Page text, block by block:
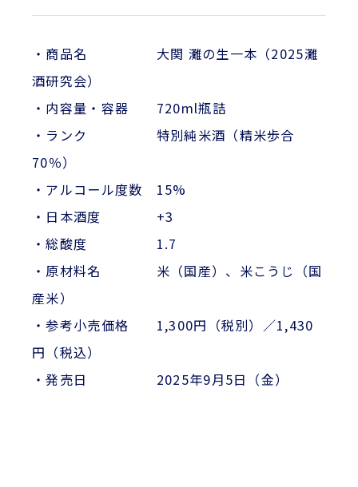
・商品名 大関 灘の生一本（2025灘
酒研究会）
・内容量・容器 720ml瓶詰
・ランク 特別純米酒（精米歩合
70％）
・アルコール度数 15%
・日本酒度 +3
・総酸度 1.7
・原材料名 米（国産）、米こうじ（国
産米）
・参考小売価格 1,300円（税別）／1,430
円（税込）
・発売日 2025年9月5日（金）